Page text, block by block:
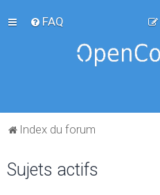
FAQ
Index du forum
Sujets actifs